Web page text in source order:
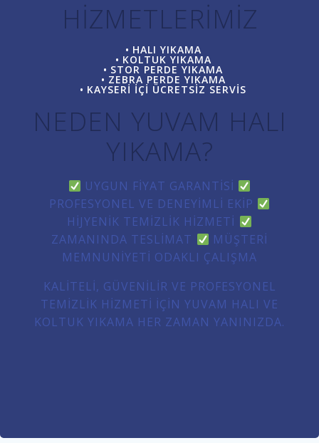
HIZMETLERIMIZ
HALI YIKAMA
KOLTUK YIKAMA
STOR PERDE YIKAMA
ZEBRA PERDE YIKAMA
KAYSERI IÇI ÜCRETSIZ SERVIS
NEDEN YUVAM HALI
YIKAMA?
UYGUN FIYAT GARANTISI
PROFESYONEL VE DENEYIMLI EKIP
HIJYENIK TEMIZLIK HIZMETI
ZAMANINDA TESLIMAT
MÜŞTERI
MEMNUNIYETI ODAKLI ÇALIŞMA
KALITELI, GÜVENILIR VE PROFESYONEL
TEMIZLIK HIZMETI IÇIN YUVAM HALI VE
KOLTUK YIKAMA HER ZAMAN YANINIZDA.